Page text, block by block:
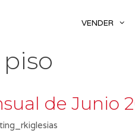
VENDER
de Junio